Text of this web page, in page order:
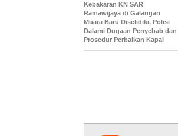
Kebakaran KN SAR
Ramawijaya di Galangan
Muara Baru Diselidiki, Polisi
Dalami Dugaan Penyebab dan
Prosedur Perbaikan Kapal